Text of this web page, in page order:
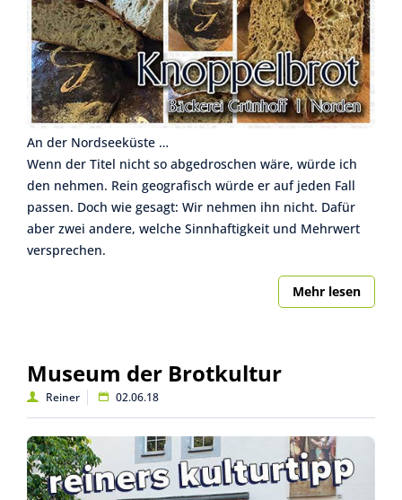
An der Nordseeküste …
Wenn der Titel nicht so abgedroschen wäre, würde ich
den nehmen. Rein geografisch würde er auf jeden Fall
passen. Doch wie gesagt: Wir nehmen ihn nicht. Dafür
aber zwei andere, welche Sinnhaftigkeit und Mehrwert
versprechen.
Mehr lesen
Museum der Brotkultur
Reiner 02.06.18